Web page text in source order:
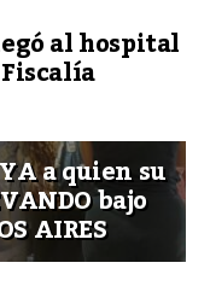
al hospital
a quien su
bajo
AIRES